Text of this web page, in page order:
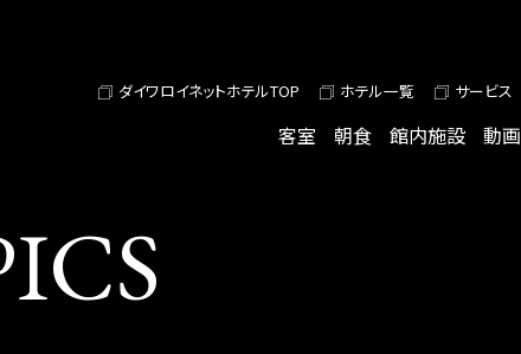
ダイワロイネットホテルTOP ホテル一覧 サービス
客室 朝食 館内施設 動画